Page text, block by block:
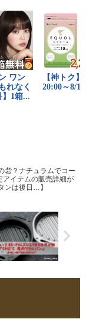
砦？ナチュラムでコー
アイテムの販売詳細が
ンは後日…】